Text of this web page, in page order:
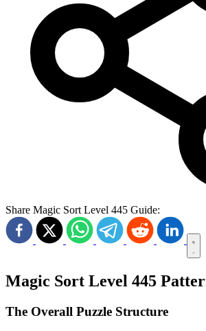
Share Magic Sort Level 445 Guide:
Magic Sort Level 445
The Overall Puzzle Structure